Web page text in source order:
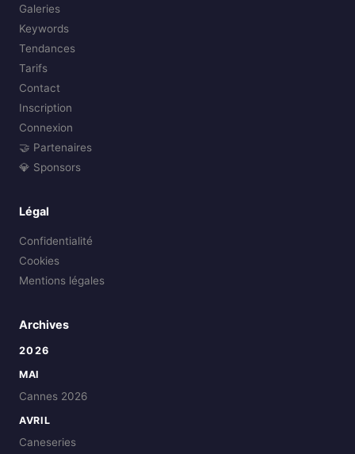
Galeries
Keywords
Tendances
Tarifs
Contact
Inscription
Connexion
🤝 Partenaires
💎 Sponsors
Légal
Confidentialité
Cookies
Mentions légales
Archives
2026
MAI
Cannes 2026
AVRIL
Caneseries